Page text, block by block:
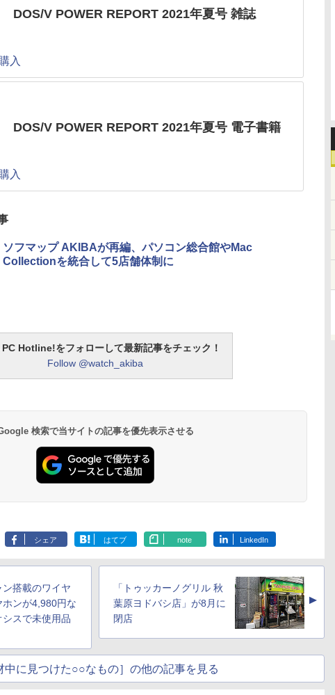
DOS/V POWER REPORT 2021年夏号 雑誌
入
DOS/V POWER REPORT 2021年夏号 電子書籍
入
ソフマップ AKIBAが再編、パソコン総合館やMac
Collectionを統合して5店舗体制に
Hotline!をフォローして最新記事をチェック！
Follow @watch_akiba
検索で当サイトの記事を優先表示させる
シェア はてブ note LinkedIn
ン搭載のワイヤ
ホンが4,980円な
シスで未使用品
「トゥッカーノグリル 秋
葉原ヨドバシ店」が8月に
閉店
▲
中に見つけた○○なもの］の他の記事を見る